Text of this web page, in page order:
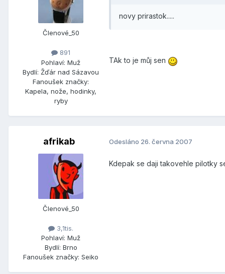
Členové_50
891
Pohlaví: Muž
Bydlí: Žďár nad Sázavou
Fanoušek značky:
Kapela, nože, hodinky,
ryby
novy prirastok.....
TAk to je můj sen
afrikab
Členové_50
3,1tis.
Pohlaví: Muž
Bydlí: Brno
Fanoušek značky: Seiko
Odesláno 26. června 2007
Kdepak se daji takovehle pilotky